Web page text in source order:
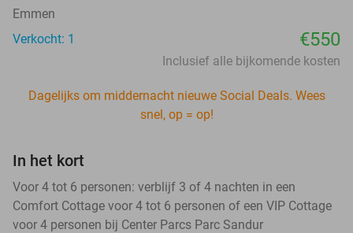
Emmen
Verkocht: 1
€550
Inclusief alle bijkomende kosten
Dagelijks om middernacht nieuwe Social Deals. Wees
snel, op = op!
In het kort
Voor 4 tot 6 personen: verblijf 3 of 4 nachten in een
Comfort Cottage voor 4 tot 6 personen of een VIP Cottage
voor 4 personen bij Center Parcs Parc Sandur